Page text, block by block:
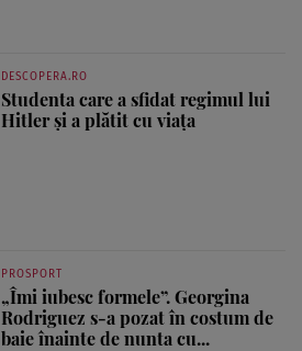
DESCOPERA.RO
Studenta care a sfidat regimul lui
Hitler și a plătit cu viața
PROSPORT
„Îmi iubesc formele”. Georgina
Rodriguez s-a pozat în costum de
baie înainte de nunta cu...